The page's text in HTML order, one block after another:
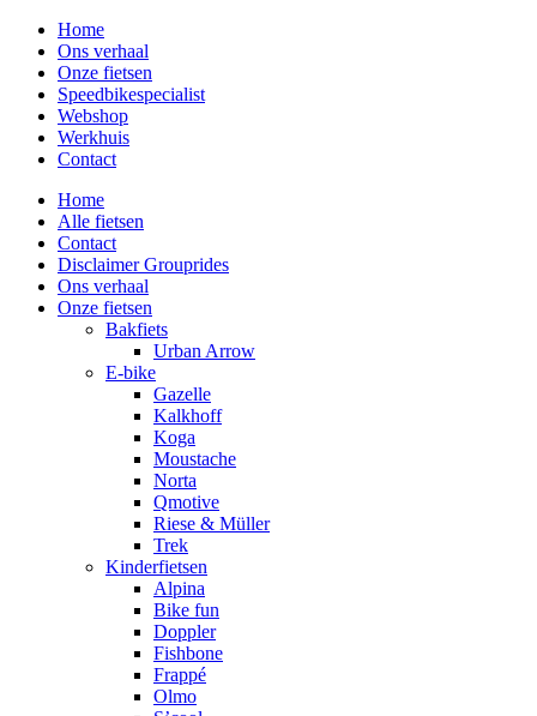
Home
Ons verhaal
Onze fietsen
Speedbikespecialist
Webshop
Werkhuis
Contact
Home
Alle fietsen
Contact
Disclaimer Grouprides
Ons verhaal
Onze fietsen
Bakfiets
Urban Arrow
E-bike
Gazelle
Kalkhoff
Koga
Moustache
Norta
Qmotive
Riese & Müller
Trek
Kinderfietsen
Alpina
Bike fun
Doppler
Fishbone
Frappé
Olmo